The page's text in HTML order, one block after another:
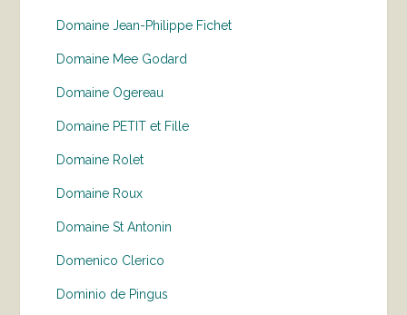
Domaine Jean-Philippe Fichet
Domaine Mee Godard
Domaine Ogereau
Domaine PETIT et Fille
Domaine Rolet
Domaine Roux
Domaine St Antonin
Domenico Clerico
Dominio de Pingus